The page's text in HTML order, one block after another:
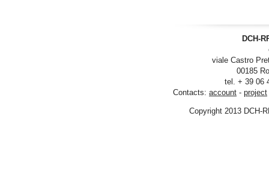
DCH-
viale Castro
00185
tel. + 39 06
Contacts: account - project
Copyright 2013 DCH-